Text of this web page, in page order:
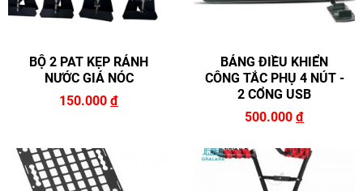
BỘ 2 PAT KẸP RẢNH
NƯỚC GIÁ NÓC
150.000 đ
BẢNG ĐIỀU KHIỂN
CÔNG TẮC PHỤ 4 NÚT -
2 CỔNG USB
500.000 đ